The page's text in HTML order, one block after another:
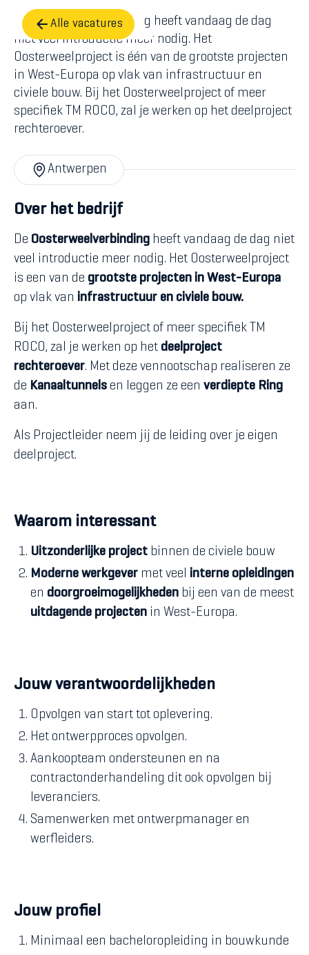
Alle vacatures
De Oosterweelverbinding heeft vandaag de dag
niet veel introductie meer nodig. Het
Oosterweelproject is één van de grootste projecten
in West-Europa op vlak van infrastructuur en
civiele bouw. Bij het Oosterweelproject of meer
specifiek TM ROCO, zal je werken op het deelproject
rechteroever.
Antwerpen
Over het bedrijf
De Oosterweelverbinding heeft vandaag de dag niet
veel introductie meer nodig. Het Oosterweelproject
is een van de grootste projecten in West-Europa
op vlak van infrastructuur en civiele bouw.
Bij het Oosterweelproject of meer specifiek TM
ROCO, zal je werken op het deelproject
rechteroever. Met deze vennootschap realiseren ze
de Kanaaltunnels en leggen ze een verdiepte Ring
aan.
Als Projectleider neem jij de leiding over je eigen
deelproject.
Waarom interessant
Uitzonderlijke project binnen de civiele bouw
Moderne werkgever met veel interne opleidingen
en doorgroeimogelijkheden bij een van de meest
uitdagende projecten in West-Europa.
Jouw verantwoordelijkheden
Opvolgen van start tot oplevering.
Het ontwerpproces opvolgen.
Aankoopteam ondersteunen en na
contractonderhandeling dit ook opvolgen bij
leveranciers.
Samenwerken met ontwerpmanager en
werfleiders.
Jouw profiel
Minimaal een bacheloropleiding in bouwkunde